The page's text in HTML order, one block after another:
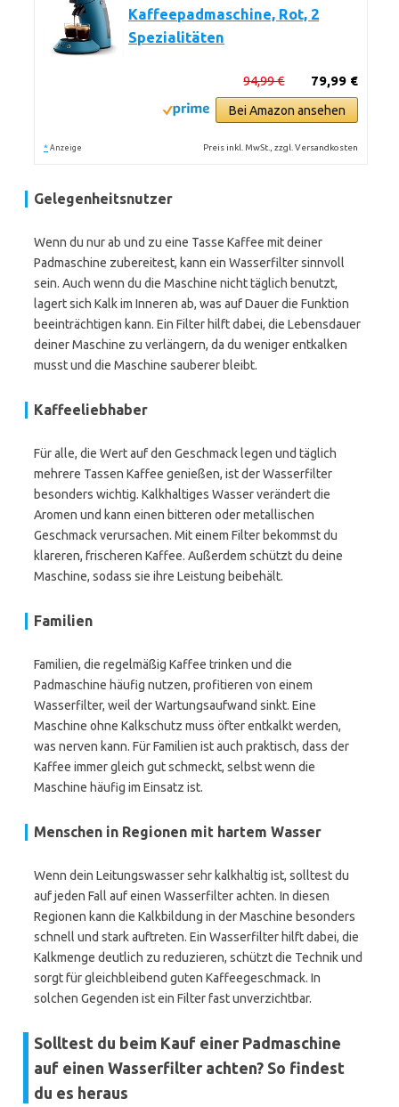
Kaffeepadmaschine, Rot, 2
Spezialitäten
79,99 €
94,99 €
Bei Amazon ansehen
* Anzeige Preis inkl. MwSt., zzgl. Versandkosten
Gelegenheitsnutzer
Wenn du nur ab und zu eine Tasse Kaffee mit deiner
Padmaschine zubereitest, kann ein Wasserfilter sinnvoll
sein. Auch wenn du die Maschine nicht täglich benutzt,
lagert sich Kalk im Inneren ab, was auf Dauer die Funktion
beeinträchtigen kann. Ein Filter hilft dabei, die Lebensdauer
deiner Maschine zu verlängern, da du weniger entkalken
musst und die Maschine sauberer bleibt.
Kaffeeliebhaber
Für alle, die Wert auf den Geschmack legen und täglich
mehrere Tassen Kaffee genießen, ist der Wasserfilter
besonders wichtig. Kalkhaltiges Wasser verändert die
Aromen und kann einen bitteren oder metallischen
Geschmack verursachen. Mit einem Filter bekommst du
klareren, frischeren Kaffee. Außerdem schützt du deine
Maschine, sodass sie ihre Leistung beibehält.
Familien
Familien, die regelmäßig Kaffee trinken und die
Padmaschine häufig nutzen, profitieren von einem
Wasserfilter, weil der Wartungsaufwand sinkt. Eine
Maschine ohne Kalkschutz muss öfter entkalkt werden,
was nerven kann. Für Familien ist auch praktisch, dass der
Kaffee immer gleich gut schmeckt, selbst wenn die
Maschine häufig im Einsatz ist.
Menschen in Regionen mit hartem Wasser
Wenn dein Leitungswasser sehr kalkhaltig ist, solltest du
auf jeden Fall auf einen Wasserfilter achten. In diesen
Regionen kann die Kalkbildung in der Maschine besonders
schnell und stark auftreten. Ein Wasserfilter hilft dabei, die
Kalkmenge deutlich zu reduzieren, schützt die Technik und
sorgt für gleichbleibend guten Kaffeegeschmack. In
solchen Gegenden ist ein Filter fast unverzichtbar.
Solltest du beim Kauf einer Padmaschine
auf einen Wasserfilter achten? So findest
du es heraus